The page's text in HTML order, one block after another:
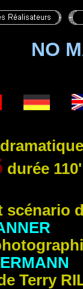
NO
durée 110'
scénario
Terry